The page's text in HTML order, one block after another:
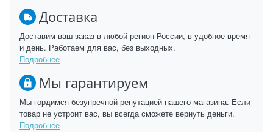
Доставка
Доставим ваш заказ в любой регион России, в удобное время
и день. Работаем для вас, без выходных.
Подробнее
Мы гарантируем
Мы гордимся безупречной репутацией нашего магазина. Если
товар не устроит вас, вы всегда сможете вернуть деньги.
Подробнее